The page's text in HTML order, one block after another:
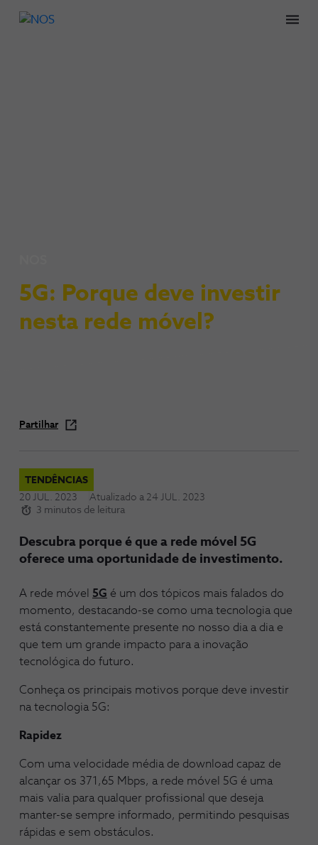
5G: Porque deve investir
nesta rede móvel?
Partilhar
TENDÊNCIAS
20 JUL. 2023
Atualizado a 24 JUL. 2023
3 minutos de leitura
Descubra porque é que a rede móvel 5G
oferece uma oportunidade de investimento.
A rede móvel 5G é um dos tópicos mais falados do
momento, destacando-se como uma tecnologia que
está constantemente presente no nosso dia a dia e
que tem um grande impacto para a inovação
tecnológica do futuro.
Conheça os principais motivos porque deve investir
na tecnologia 5G:
Rapidez
Com uma velocidade média de download capaz de
alcançar os 371,65 Mbps, a rede móvel 5G é uma
mais valia para qualquer profissional que deseja
manter-se sempre informado, permitindo pesquisas
rápidas e sem obstáculos.